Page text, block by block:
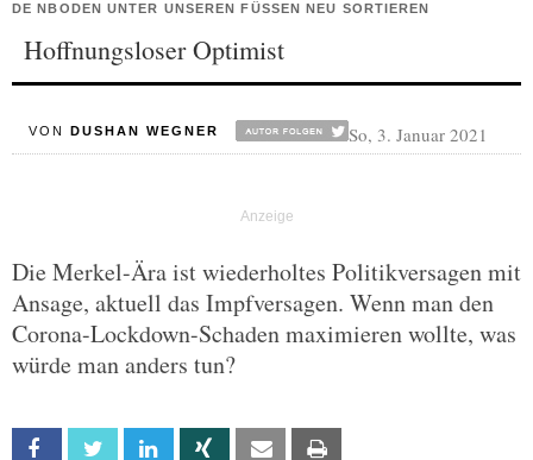
DE NBODEN UNTER UNSEREN FÜSSEN NEU SORTIEREN
Hoffnungsloser Optimist
VON DUSHAN WEGNER So, 3. Januar 2021
Die Merkel-Ära ist wiederholtes Politikversagen mit
Ansage, aktuell das Impfversagen. Wenn man den
Corona-Lockdown-Schaden maximieren wollte, was
würde man anders tun?
Facebook Twitter Linkedin Xing Email